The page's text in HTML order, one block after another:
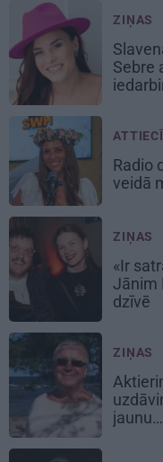
ZIŅAS
Sebre
Radio
veidā
ZIŅAS
«Ir
Jānim
dzīvē
ZIŅAS
jaunu…